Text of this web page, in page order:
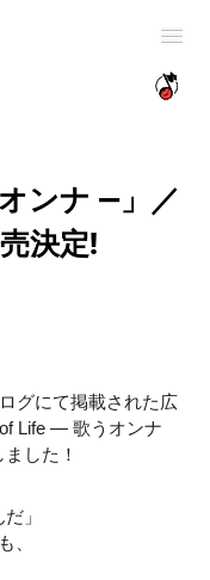
ンナ —」／
決定!
グにて掲載された広
Life — 歌うオンナ
した！
」
、